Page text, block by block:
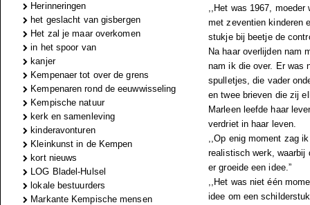
Herinneringen
het geslacht van gisbergen
Het zal je maar overkomen
in het spoor van
kanjer
Kempenaer tot over de grens
Kempenaren rond de eeuwwisseling
Kempische natuur
kerk en samenleving
kinderavonturen
Kleinkunst in de Kempen
kort nieuws
LOG Bladel-Hulsel
lokale bestuurders
Markante Kempische mensen
,,Het was 1967, moeder
met zeventien kinderen
stukje bij beetje de
Na haar overlijden nam
nam ik die over. Er was
spulletjes, die vader
en twee brieven die zij
Marleen leefde haar
verdriet in haar leven.
,,Op enig moment zag
realistisch werk, waarbij
er groeide een idee.”
,,Het was niet één
idee om een